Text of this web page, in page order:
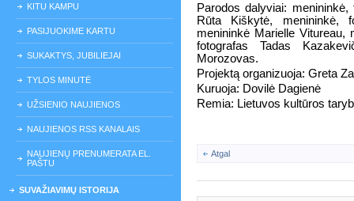
KITU KAMPU
PASIJUOKIME KARTU
SUKAKTYS, JUBILIEJAI
TYLOS MINUTĖ
UŽSIENIO NAUJIENOS
NAUJIENOS RSS KANALAIS
NAUJIENŲ PRENUMERATA EL.
PAŠTU
SUVAŽIAVIMŲ ISTORIJA
Parodos dalyviai:
Rūta Kiškytė, menininkė,
menininkė Marielle Vitureau,
fotografas Tadas
Morozovas.
Projektą organizuoja: Greta
Kuruoja: Dovilė Dagienė
Remia: Lietuvos kultūros
Atgal